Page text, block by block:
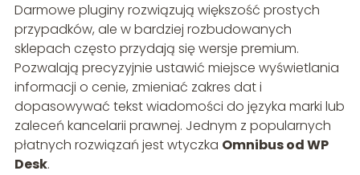
Darmowe pluginy rozwiązują większość prostych
przypadków, ale w bardziej rozbudowanych
sklepach często przydają się wersje premium.
Pozwalają precyzyjnie ustawić miejsce wyświetlania
informacji o cenie, zmieniać zakres dat i
dopasowywać tekst wiadomości do języka marki lub
zaleceń kancelarii prawnej. Jednym z popularnych
płatnych rozwiązań jest wtyczka Omnibus od WP
Desk.